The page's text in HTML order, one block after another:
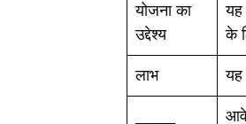
योजना का
उद्देश्य
यह
के
लाभ यह